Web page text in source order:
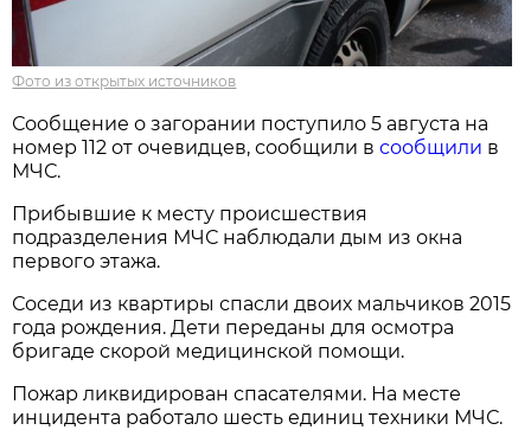
Фото из открытых источников
Сообщение о загорании поступило 5 августа на
номер 112 от очевидцев, сообщили всообщили в
МЧС.
Прибывшие к месту происшествия
подразделения МЧС наблюдали дым из окна
первого этажа.
Соседи из квартиры спасли двоих мальчиков 2015
года рождения. Дети переданы для осмотра
бригаде скорой медицинской помощи.
Пожар ликвидирован спасателями. На месте
инцидента работало шесть единиц техники МЧС.